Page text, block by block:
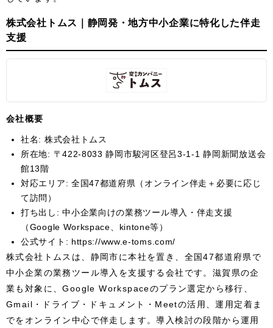
株式会社トムス｜静岡発・地方中小企業に特化した伴走
支援
会社概要
社名: 株式会社トムス
所在地: 〒422-8033 静岡市駿河区登呂3-1-1 静岡新聞放送会
館13階
対応エリア: 全国47都道府県（オンライン伴走＋必要に応じ
て訪問）
打ち出し: 中小企業向けの業務ツール導入・伴走支援
（Google Workspace、kintone等）
公式サイト: https://www.e-toms.com/
株式会社トムスは、静岡市に本社を置き、全国47都道府県で
中小企業の業務ツール導入を支援する会社です。滋賀県の企
業も対象に、Google Workspaceのプラン選定から移行、
Gmail・ドライブ・ドキュメント・Meetの活用、運用定着ま
でをオンライン中心で伴走します。導入検討の段階から運用